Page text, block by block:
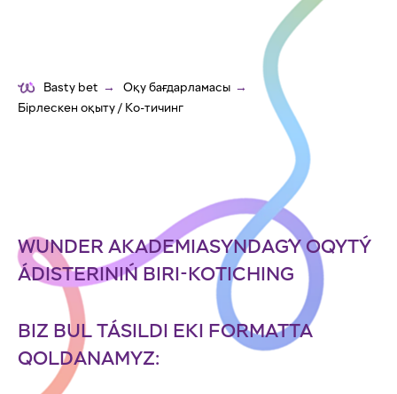
Basty bet → Оқу бағдарламасы →
Бірлескен оқыту / Ко-тичинг
WUNDER AKADEMIASYNDAǴY OQYTÝ
ÁDISTERINIŃ BIRI-KOTICHING
BIZ BUL TÁSILDI EKI FORMATTA
QOLDANAMYZ: